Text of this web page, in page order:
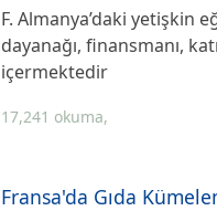
F. Almanya’daki yetişkin
dayanağı, finansmanı,
içermektedir
17,241 okuma,
Fransa'da Gıda